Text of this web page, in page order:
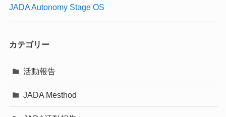
JADA Autonomy Stage OS
カテゴリー
活動報告
JADA Mesthod